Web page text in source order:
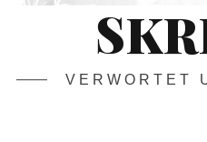
VERWORTET